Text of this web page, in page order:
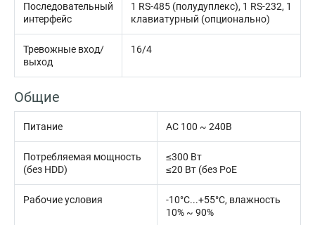
Последовательный
интерфейс
1 RS-485 (полудуплекс), 1 RS-232, 1
клавиатурный (опционально)
Тревожные вход/
выход
16/4
Общие
Питание AC 100 ~ 240В
Потребляемая мощность
(без HDD)
≤300 Вт
≤20 Вт (без PoE
Рабочие условия
-10°C...+55°C, влажность
10% ~ 90%